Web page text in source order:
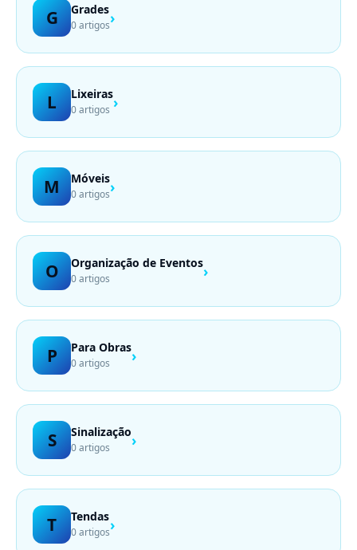
G Grades
0 artigos›
L Lixeiras
0 artigos ›
M Móveis
0 artigos›
O Organização de Eventos
0 artigos ›
P Para Obras
0 artigos ›
S Sinalização
0 artigos ›
T Tendas
0 artigos›